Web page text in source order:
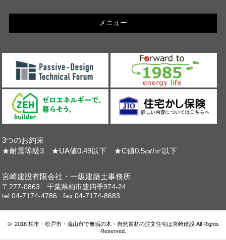
メニュー
3つのお約束
★耐震等級3 ★UA値0.49以下 ★C値0.5㎠/㎡以下
宮崎建設有限会社・一級建築士事務所
〒277-0863 千葉県柏市豊四季974-24
tel.04-7174-4786 fax.04-7174-8683
© 2018 柏市・松戸市・流山市で無垢の木・自然素材の注文住宅は宮崎建設 All Rights
Reserved.